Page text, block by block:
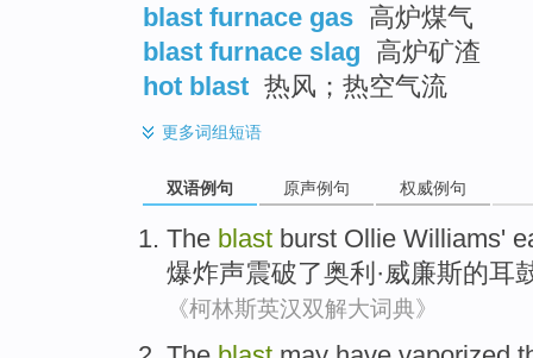
blast furnace gas 高炉煤气
blast furnace slag 高炉矿渣
hot blast 热风；热空气流
更多词组短语
双语例句 原声例句 权威例句
The blast burst Ollie Williams'
爆炸声震破了奥利 ·威廉斯的耳
《柯林斯英汉双解大词典》